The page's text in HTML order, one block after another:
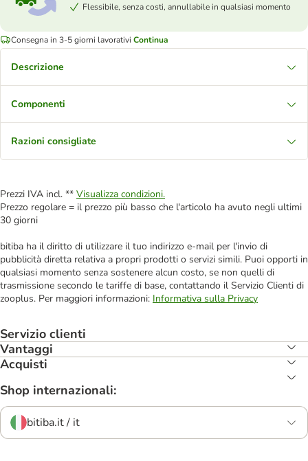
Flessibile, senza costi, annullabile in qualsiasi momento
Consegna in 3-5 giorni lavorativi Continua
Descrizione
Componenti
Razioni consigliate
Prezzi IVA incl. ** Visualizza condizioni.
Prezzo regolare = il prezzo più basso che l'articolo ha avuto negli ultimi
30 giorni
bitiba ha il diritto di utilizzare il tuo indirizzo e-mail per l'invio di
pubblicità diretta relativa a propri prodotti o servizi simili. Puoi opporti in
qualsiasi momento senza sostenere alcun costo, se non quelli di
trasmissione secondo le tariffe di base, contattando il Servizio Clienti di
zooplus. Per maggiori informazioni: Informativa sulla Privacy
Servizio clienti
Vantaggi
Acquisti
Shop internazionali:
bitiba.it / it